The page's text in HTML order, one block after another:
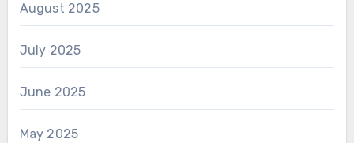
August 2025
July 2025
June 2025
May 2025